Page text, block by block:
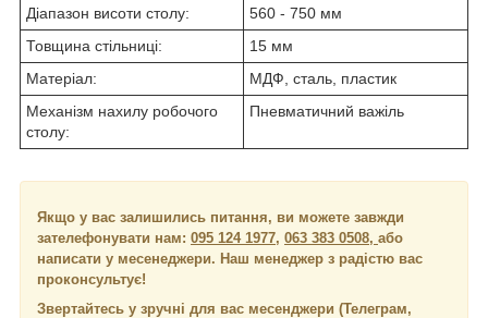
Діапазон висоти столу:
560 - 750 мм
Товщина стільниці:
15 мм
Матеріал:
МДФ, сталь, пластик
Механізм нахилу робочого
столу:
Пневматичний важіль
Якщо у вас залишились питання, ви можете завжди
зателефонувати нам: 095 124 1977, 063 383 0508, або
написати у месенеджери. Наш менеджер з радістю вас
проконсультує!
Звертайтесь у зручні для вас месенджери (Телеграм,